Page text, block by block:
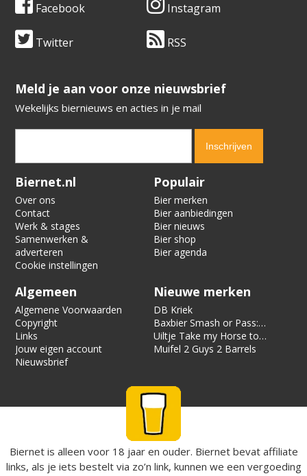
Facebook Instagram
Twitter RSS
​​​​​​​Meld je aan voor onze nieuwsbrief
Wekelijks biernieuws en acties in je mail
Verification code:
Biernet.nl
Over ons
Contact
Werk & stages
Samenwerken &
adverteren
Cookie instellingen
Populair
Bier merken
Bier aanbiedingen
Bier nieuws
Bier shop
Bier agenda
Algemeen
Algemene Voorwaarden
Copyright
Links
Jouw eigen account
Nieuwsbrief
Nieuwe merken
DB Kriek
Baxbier Smash or Pass:
Strata
Uiltje Take my Horse to
the Hotel Room
Muifel 2 Guys 2 Barrels
Biernet is alleen voor 18 jaar en ouder. Biernet bevat affiliate
links, als je iets bestelt via zo’n link, kunnen we een vergoeding